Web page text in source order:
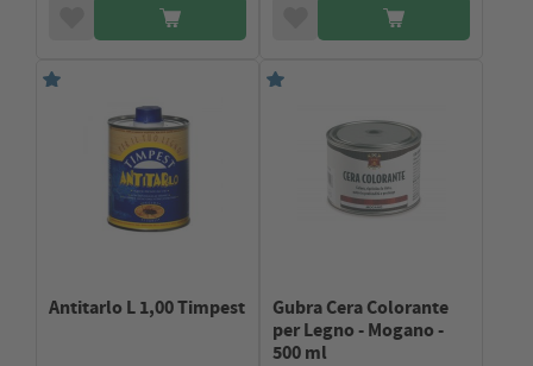
Antitarlo L 1,00 Timpest
Gubra Cera Colorante
per Legno - Mogano -
500 ml